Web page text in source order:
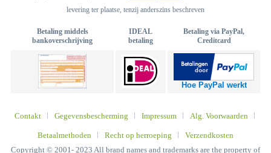
levering ter plaatse, tenzij anderszins beschreven
Betaling middels
bankoverschrijving
IDEAL
betaling
Betaling via PayPal,
Creditcard
Hoe PayPal werkt
Contakt Gegevensbescherming Impressum Alg. Voorwaarden
Betaalmethoden Recht op herroeping
Verzendkosten
Copyright © 2001- 2023 All brand names and trademarks are the property of